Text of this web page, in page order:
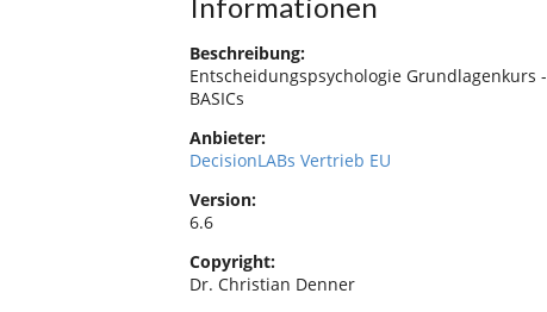
Beschreibung:
Entscheidungspsychologie Grundlagenkurs -
BASICs
Anbieter:
DecisionLABs Vertrieb EU
Version:
6.6
Copyright:
Dr. Christian Denner